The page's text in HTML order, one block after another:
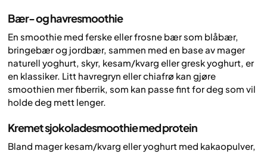
Bær- og havresmoothie
En smoothie med ferske eller frosne bær som blåbær,
bringebær og jordbær, sammen med en base av mager
naturell yoghurt, skyr, kesam/kvarg eller gresk yoghurt, er
en klassiker. Litt havregryn eller chiafrø kan gjøre
smoothien mer fiberrik, som kan passe fint for deg som vil
holde deg mett lenger.
Kremet sjokoladesmoothie med protein
Bland mager kesam/kvarg eller yoghurt med kakaopulver,